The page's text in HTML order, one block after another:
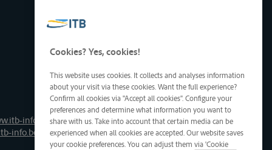
info.be
info.be
Cookies? Yes, cookies!
This website uses cookies. It collects and analyses information
about your visit via these cookies. Want the full experience?
Confirm all cookies via "Accept all cookies". Configure your
preferences and determine what information you want to
share with us. Take into account that certain media can be
experienced when all cookies are accepted. Our website saves
your cookie preferences. You can adjust them via 'Cookie